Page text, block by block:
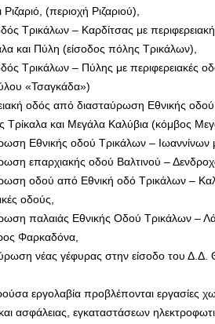
Ριζαριό, (περιοχή Ριζαριού),
Τρικάλων – Καρδίτσας με
και Πύλη (είσοδος πόλης Τρικάλων),
Τρικάλων – Πύλης με περιφερειακές
«Τσαγκάδα»)
οδός από διασταύρωση Εθνικής
Τρίκαλα και Μεγάλα Καλύβια (κόμβος
Εθνικής οδού Τρικάλων – Ιωαννίνων
επαρχιακής οδού Βαλτινού –
οδού από Εθνική οδό Τρικάλων –
οδούς,
παλαιάς Εθνικής Οδού Τρικάλων –
Φαρκαδόνα,
νέας γέφυρας στην είσοδο του Δ.Δ.
εργολαβία προβλέπονται εργασίες
ασφάλειας, εγκαταστάσεων